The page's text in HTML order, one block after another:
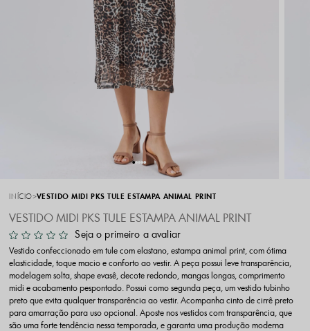
INÍCIO VESTIDO MIDI PKS TULE ESTAMPA ANIMAL PRINT
VESTIDO MIDI PKS TULE ESTAMPA ANIMAL PRINT
Seja o primeiro a avaliar
Vestido confeccionado em tule com elastano, estampa animal print, com ótima
elasticidade, toque macio e conforto ao vestir. A peça possui leve transparência,
modelagem solta, shape evasê, decote redondo, mangas longas, comprimento
midi e acabamento pespontado. Possui como segunda peça, um vestido tubinho
preto que evita qualquer transparência ao vestir. Acompanha cinto de cirrê preto
para amarração para uso opcional. Aposte nos vestidos com transparência, que
são uma forte tendência nessa temporada, e garanta uma produção moderna